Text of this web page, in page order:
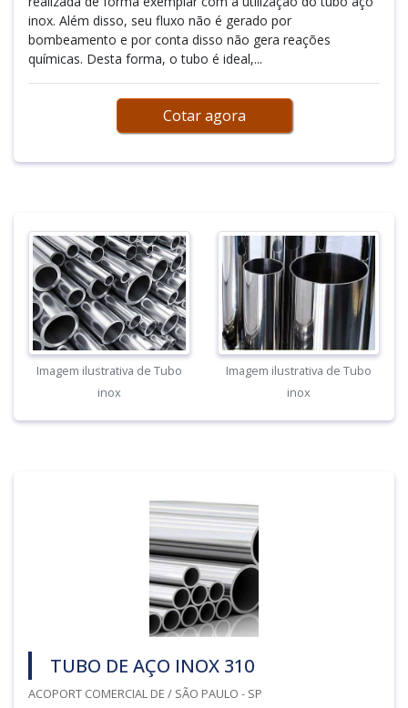
inox. Além disso, seu fluxo não é gerado por
bombeamento e por conta disso não gera reações
químicas. Desta forma, o tubo é ideal,...
Cotar agora
Imagem ilustrativa de Tubo
inox
Imagem ilustrativa de Tubo
inox
TUBO DE AÇO INOX 310
ACOPORT COMERCIAL DE / SÃO PAULO - SP